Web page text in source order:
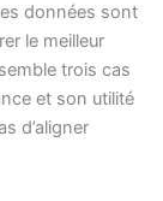
données sont
le meilleur
trois cas
et son utilité
d’aligner